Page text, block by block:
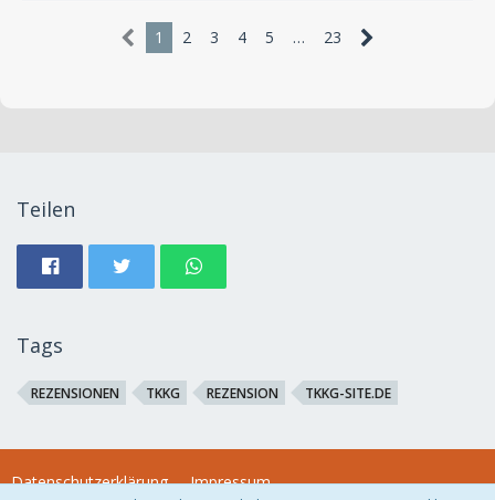
1 2 3 4 5 … 23
Teilen
Tags
REZENSIONEN TKKG REZENSION TKKG-SITE.DE
Datenschutzerklärung Impressum